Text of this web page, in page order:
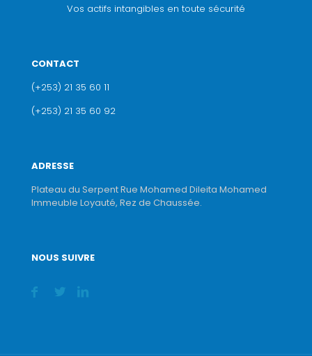
Vos actifs intangibles en toute sécurité
CONTACT
(+253) 21 35 60 11
(+253) 21 35 60 92
ADRESSE
Plateau du Serpent Rue Mohamed Dileita Mohamed
Immeuble Loyauté, Rez de Chaussée.
NOUS SUIVRE